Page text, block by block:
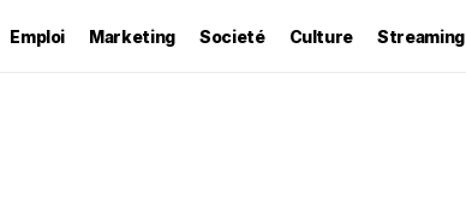
Emploi Marketing Societé Culture Streaming